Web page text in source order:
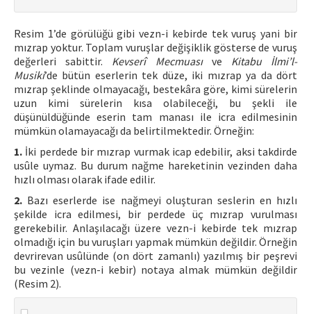
Resim 1’de görülüğü gibi vezn-i kebirde tek vuruş yani bir
mızrap yoktur. Toplam vuruşlar değişiklik gösterse de vuruş
değerleri sabittir. Kevserî Mecmuasıve Kitabu İlmi’l-
Musiki’de bütün eserlerin tek düze, iki mızrap ya da dört
mızrap şeklinde olmayacağı, bestekâra göre, kimi sürelerin
uzun kimi sürelerin kısa olabileceği, bu şekli ile
düşünüldüğünde eserin tam manası ile icra edilmesinin
mümkün olamayacağı da belirtilmektedir. Örneğin:
1. İki perdede bir mızrap vurmak icap edebilir, aksi takdirde
usûle uymaz. Bu durum nağme hareketinin vezinden daha
hızlı olması olarak ifade edilir.
2. Bazı eserlerde ise nağmeyi oluşturan seslerin en hızlı
şekilde icra edilmesi, bir perdede üç mızrap vurulması
gerekebilir. Anlaşılacağı üzere vezn-i kebirde tek mızrap
olmadığı için bu vuruşları yapmak mümkün değildir. Örneğin
devrirevan usûlünde (on dört zamanlı) yazılmış bir peşrevi
bu vezinle (vezn-i kebir) notaya almak mümkün değildir
(Resim 2).